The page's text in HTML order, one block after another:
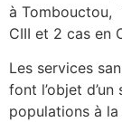
à Tombouctou,
CIII et 2 cas en
Les services
font l’objet
populations à